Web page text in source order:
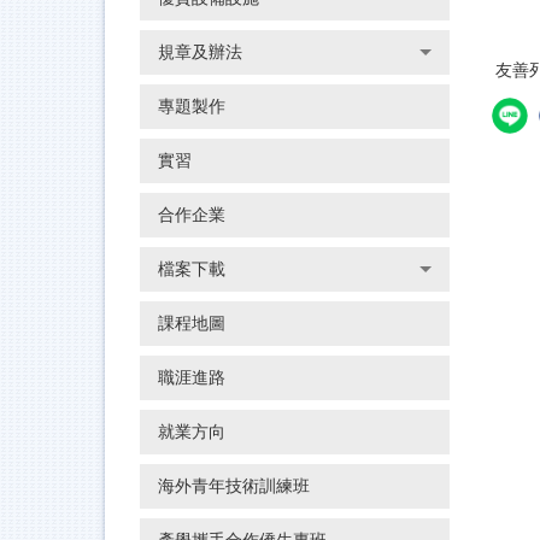
規章及辦法
專題製作
實習
合作企業
檔案下載
課程地圖
職涯進路
就業方向
海外青年技術訓練班
友善